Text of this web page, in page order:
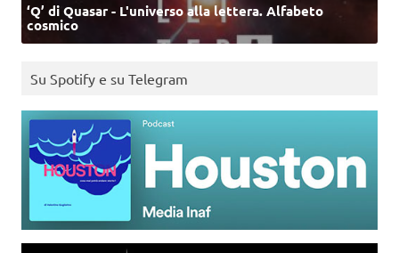
‘Q’ di Quasar - L'universo alla lettera. Alfabeto
cosmico
Su Spotify e su Telegram